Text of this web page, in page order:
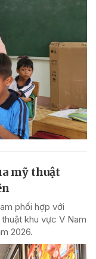
mỹ thuật
phối hợp với
khu vực V Nam
2026.